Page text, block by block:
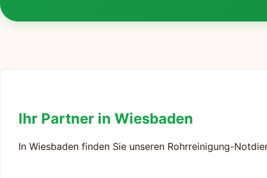
Ihr Partner in Wiesbaden
In Wiesbaden finden Sie unseren Rohrreinigung-